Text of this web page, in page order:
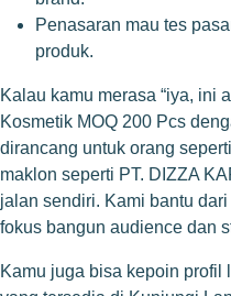
Penasaran mau tes
produk.
Kalau kamu merasa “iya, ini
Kosmetik MOQ 200 Pcs
dirancang untuk orang
maklon seperti PT. DIZZA
jalan sendiri. Kami bantu
fokus bangun audience dan
Kamu juga bisa kepoin